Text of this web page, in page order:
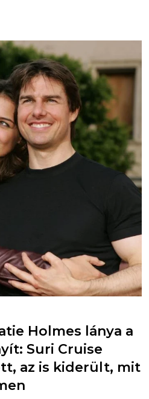
Holmes lánya a
Suri Cruise
az is kiderült, mit